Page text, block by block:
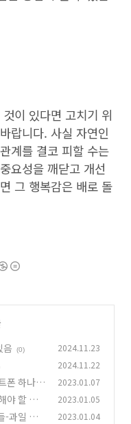
이 있다면 고치기 위
랍니다. 사실 자연인
계를 결코 피할 수는
요성을 깨닫고 개선
그 행복감은 배로 돌
음
(0) 2024.11.23
2024.11.22
폰 하나로
2023.01.07
야 할 필
2023.01.05
-과일 껍
2023.01.04